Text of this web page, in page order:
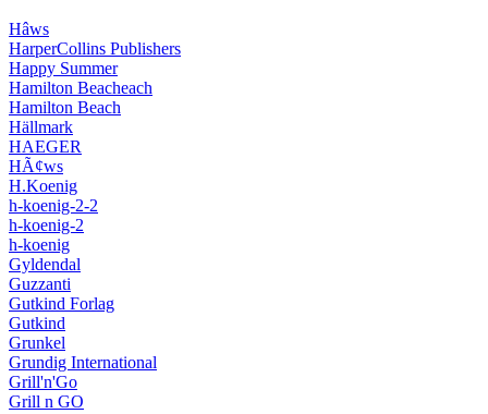
Hâws
HarperCollins Publishers
Happy Summer
Hamilton Beacheach
Hamilton Beach
Hällmark
HAEGER
HÃ¢ws
H.Koenig
h-koenig-2-2
h-koenig-2
h-koenig
Gyldendal
Guzzanti
Gutkind Forlag
Gutkind
Grunkel
Grundig International
Grill'n'Go
Grill n GO